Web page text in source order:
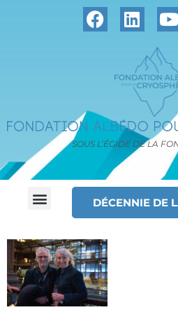
SOUS L’ÉGIDE DE LA
DÉCENNIE DE